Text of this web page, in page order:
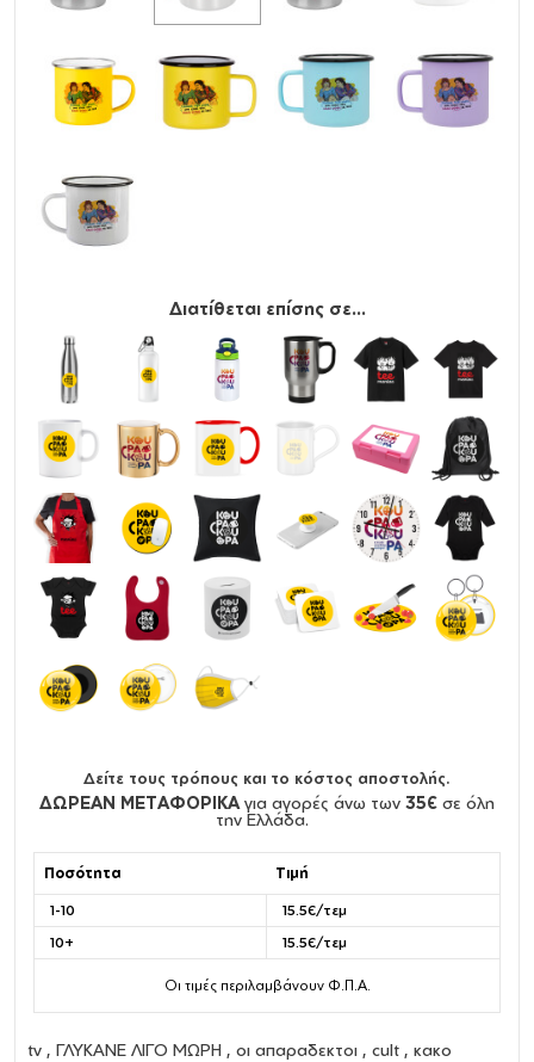
χέρι)
Διατίθεται επίσης σε...
Δείτε τους τρόπους και το κόστος αποστολής.
ΔΩΡΕΑΝ ΜΕΤΑΦΟΡΙΚΑ για αγορές άνω των 35€ σε όλη
την Ελλάδα.
Ποσότητα Τιμή
1-10
15.5€/τεμ
10+
15.5€/τεμ
Οι τιμές περιλαμβάνουν Φ.Π.Α.
tv , ΓΛΥΚΑΝΕ ΛΙΓΟ ΜΩΡΗ , οι απαραδεκτοι , cult , κακο